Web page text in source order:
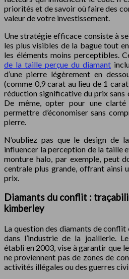
priorités et de savoir où faire des
valeur de votre investissement.
Une stratégie efficace consiste à
les plus visibles de la bague tout
les éléments moins perceptibles.
de la taille perçue du diamant
d’une pierre légèrement en
(comme 0,9 carat au lieu de 1
réduction significative du prix sans
De même, opter pour une
permettre d’économiser sans
pierre.
N’oubliez pas que le design de
influencer la perception de la taille
monture halo, par exemple, peut
centrale plus grande, offrant ainsi
prix.
Diamants du conflit :
kimberley
La question des diamants de conflit
dans l’industrie de la joaillerie.
établi en 2003, vise à garantir que
ne proviennent pas de zones de
activités illégales ou des guerres